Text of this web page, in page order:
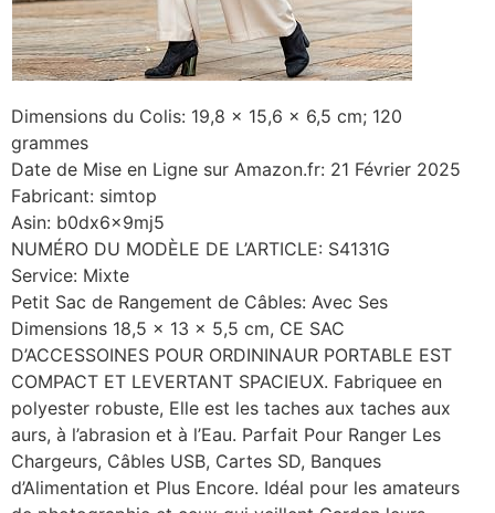
Dimensions du Colis: 19,8 x 15,6 x 6,5 cm; 120
grammes
Date de Mise en Ligne sur Amazon.fr: 21 Février 2025
Fabricant: simtop
Asin: b0dx6x9mj5
NUMÉRO DU MODÈLE DE L’ARTICLE: S4131G
Service: Mixte
Petit Sac de Rangement de Câbles: Avec Ses
Dimensions 18,5 x 13 x 5,5 cm, CE SAC
D’ACCESSOINES POUR ORDININAUR PORTABLE EST
COMPACT ET LEVERTANT SPACIEUX. Fabriquee en
polyester robuste, Elle est les taches aux taches aux
aurs, à l’abrasion et à l’Eau. Parfait Pour Ranger Les
Chargeurs, Câbles USB, Cartes SD, Banques
d’Alimentation et Plus Encore. Idéal pour les amateurs